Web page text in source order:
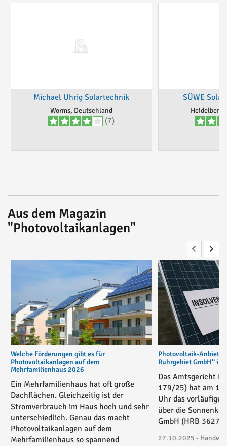
Michael Uhrig Solartechnik
Worms, Deutschland
(7)
SÜWE
Heidelberg
Aus dem Magazin
"Photovoltaikanlagen"
Welche Förderungen gibt es für
Photovoltaikanlagen auf dem
Mehrfamilienhaus 2026
Ein Mehrfamilienhaus hat oft große
Dachflächen. Gleichzeitig ist der
Stromverbrauch im Haus hoch und sehr
unterschiedlich. Genau das macht
Photovoltaikanlagen auf dem
Mehrfamilienhaus so spannend
Photovoltaik-Anbieter
Ruhrgebiet GmbH“ in
Das Amtsgericht
179/25) hat am
Uhr das vorläufige
über die
GmbH (HRB
27.10.2025 -